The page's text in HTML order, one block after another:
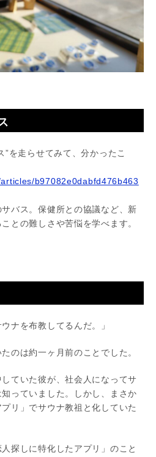
”を走らせてみて、分かったこ
b97082e0dabfd476b463
バス。保健所との協議など、新
との難しさや苦悩を学べます。
ナを布教してるんだ。」
のは約一ヶ月前のことでした。
ていた彼が、社会人になってサ
っていました。しかし、まさか
リ」でサウナ教祖と化していた
探しに特化したアプリ」のこと